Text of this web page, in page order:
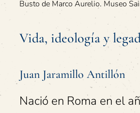
Busto de Marco Aurelio. Museo
Vida, ideología y
Juan Jaramillo Antillón
Nació en Roma en el